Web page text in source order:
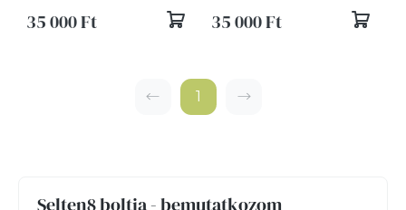
Selten8 boltja - bemutatkozom
35 000 Ft 35 000 Ft
1